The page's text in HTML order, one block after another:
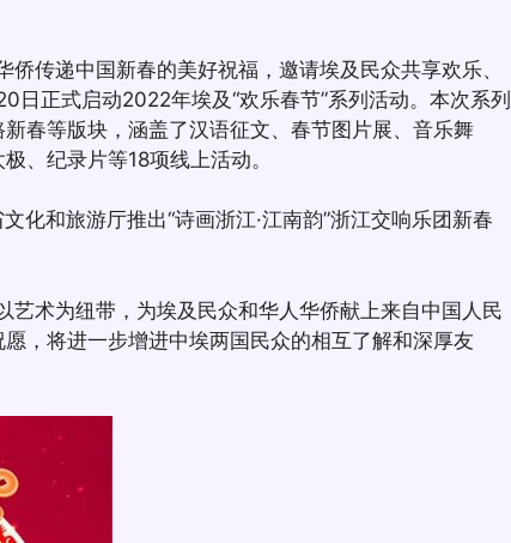
传递中国新春的美好祝福，邀请埃及民众共享欢乐、
日正式启动2022年埃及“欢乐春节”系列活动。本次系列
春等版块，涵盖了汉语征文、春节图片展、音乐舞
、纪录片等18项线上活动。
化和旅游厅推出“诗画浙江·江南韵”浙江交响乐团新春
艺术为纽带，为埃及民众和华人华侨献上来自中国人民
，将进一步增进中埃两国民众的相互了解和深厚友